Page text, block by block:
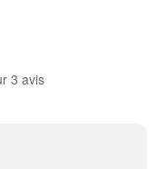
3 avis